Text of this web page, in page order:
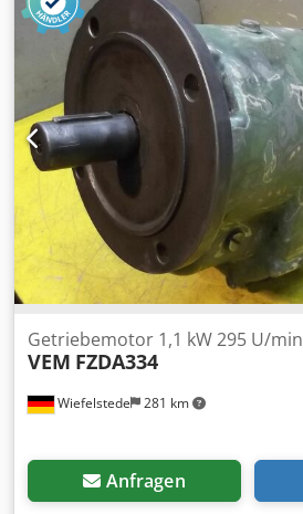
Wiefelstede 281 km
Getriebemotor 1,1 kW 295 U/min
VEM FZDA334
Anfragen